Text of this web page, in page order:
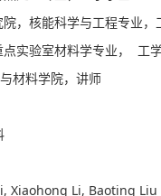
，核能科学与工程专业，
实验室材料学专业， 工
材料学院，讲师
Xiaohong Li, Baoting